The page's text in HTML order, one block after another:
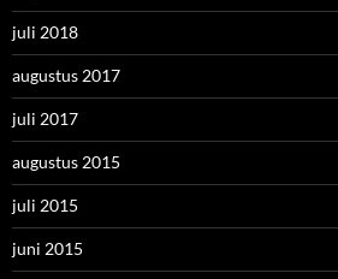
juli 2018
augustus 2017
juli 2017
augustus 2015
juli 2015
juni 2015